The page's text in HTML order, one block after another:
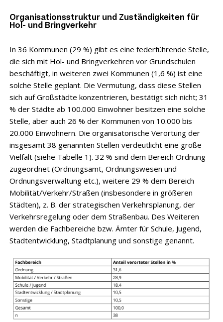
Organisationsstruktur und Zuständigkeiten für
Hol- und Bringverkehr
In 36 Kommunen (29 %) gibt es eine federführende Stelle,
die sich mit Hol- und Bring­verkehren vor Grundschulen
beschäftigt, in weiteren zwei Kommunen (1,6 %) ist eine
solche Stelle geplant. Die Vermutung, dass diese Stellen
sich auf Großstädte konzentrieren, bestätigt sich nicht; 31
% der Städte ab 100.000 Einwohner besitzen eine solche
Stelle, aber auch 26 % der Kommunen von 10.000 bis
20.000 Einwohnern. Die organisatorische Verortung der
insgesamt 38 genannten Stellen verdeutlicht eine große
Vielfalt (siehe Tabelle 1). 32 % sind dem Bereich Ordnung
zugeordnet (Ordnungsamt, Ordnungswesen und
Ordnungsverwaltung etc.), weitere 29 % dem Bereich
Mobilität/Verkehr/Straßen (insbesondere in größeren
Städten), z. B. der strategischen Verkehrsplanung, der
Verkehrsregelung oder dem Straßenbau. Des Weiteren
werden die Fachbereiche bzw. Ämter für Schule, Jugend,
Stadtentwicklung, Stadtplanung und sonstige genannt.